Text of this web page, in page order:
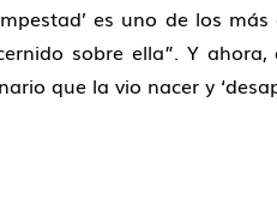
es uno de los
sobre ella”. Y
que la vio nacer y